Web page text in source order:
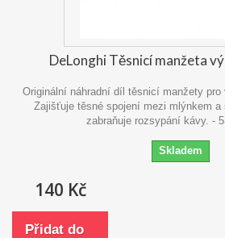
DeLonghi Těsnicí manžeta
Originální náhradní díl těsnicí manžety
Zajišťuje těsné spojení mezi mlýnkem a
zabraňuje rozsypání kávy. -
Skladem
140 Kč
Přidat do